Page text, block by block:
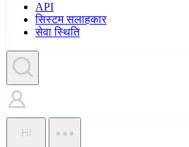
API
सिस्टम सलाहकार
सेवा स्थिति
HI